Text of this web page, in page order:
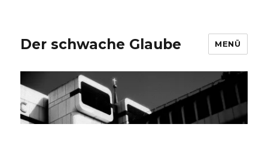
Der schwache Glaube MENÜ